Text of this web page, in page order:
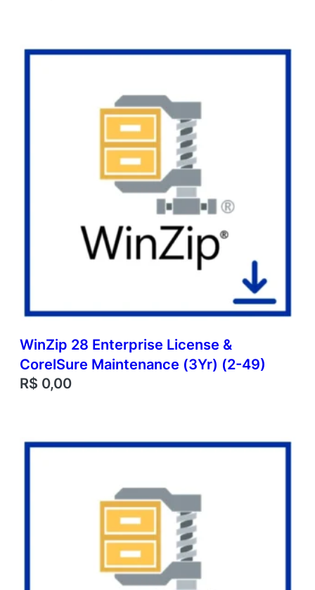
WinZip 28 Enterprise License &
CorelSure Maintenance (3Yr) (2-49)
R$ 0,00